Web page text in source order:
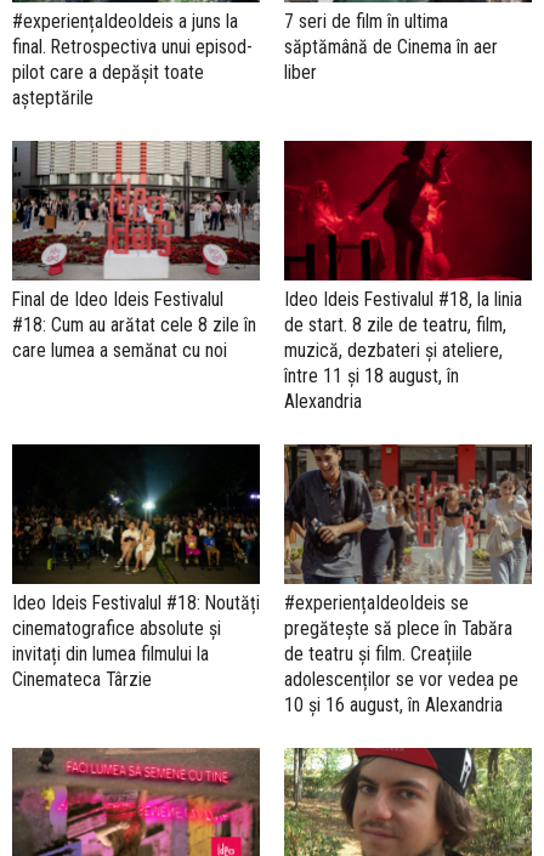
#experiențaIdeoIdeis a juns la
final. Retrospectiva unui episod-
pilot care a depășit toate
așteptările
7 seri de film în ultima
săptămână de Cinema în aer
liber
Final de Ideo Ideis Festivalul
#18: Cum au arătat cele 8 zile în
care lumea a semănat cu noi
Ideo Ideis Festivalul #18, la linia
de start. 8 zile de teatru, film,
muzică, dezbateri și ateliere,
între 11 și 18 august, în
Alexandria
Ideo Ideis Festivalul #18: Noutăți
cinematografice absolute și
invitați din lumea filmului la
Cinemateca Târzie
#experiențaIdeoIdeis se
pregătește să plece în Tabăra
de teatru și film. Creațiile
adolescenților se vor vedea pe
10 și 16 august, în Alexandria